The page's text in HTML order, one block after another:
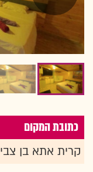
כתובת המקום
קרית אתא בן צבי 98